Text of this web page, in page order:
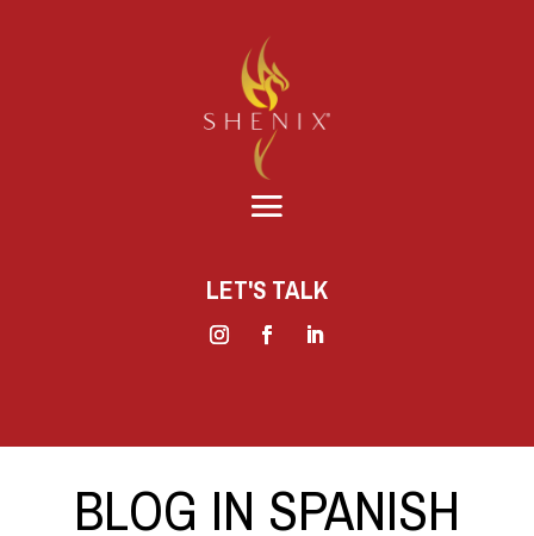
LET'S TALK
BLOG IN SPANISH